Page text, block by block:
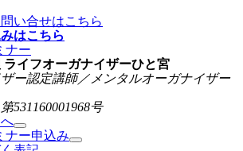
い合せはこちら
はこちら
ナー
ー認定講師／メンタルオーガナイザー
531160001968号
ナー申込み